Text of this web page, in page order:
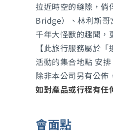
拉近時空的縫隙，
Bridge）、林利斯
千年大怪獸的趣聞，
【此旅行服務屬於
活動的集合地點 安
除非本公司另有公佈
如對產品或行程有
會面點